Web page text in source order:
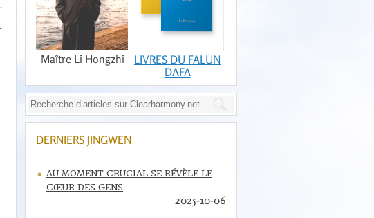
Maître Li Hongzhi
LIVRES DU FALUN
DAFA
DERNIERS JINGWEN
AU MOMENT CRUCIAL SE RÉVÈLE LE
CŒUR DES GENS
2025-10-06